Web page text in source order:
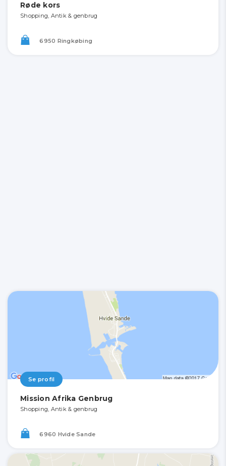
Røde kors
Shopping, Antik & genbrug
6950 Ringkøbing
Se profil
Mission Afrika Genbrug
Shopping, Antik & genbrug
6960 Hvide Sande